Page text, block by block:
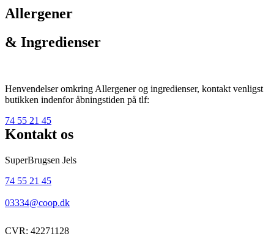
Allergener
& Ingredienser
Henvendelser omkring Allergener og ingredienser, kontakt venligst
butikken indenfor åbningstiden på tlf:
74 55 21 45
Kontakt os
SuperBrugsen Jels
74 55 21 45
03334@coop.dk
CVR: 42271128